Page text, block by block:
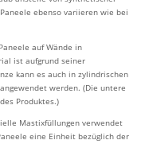
ebenso variieren wie bei
auf Wände in
ist aufgrund seiner
kann es auch in zylindrischen
werden. (Die untere
Produktes.)
Mastixfüllungen verwendet
eine Einheit bezüglich der